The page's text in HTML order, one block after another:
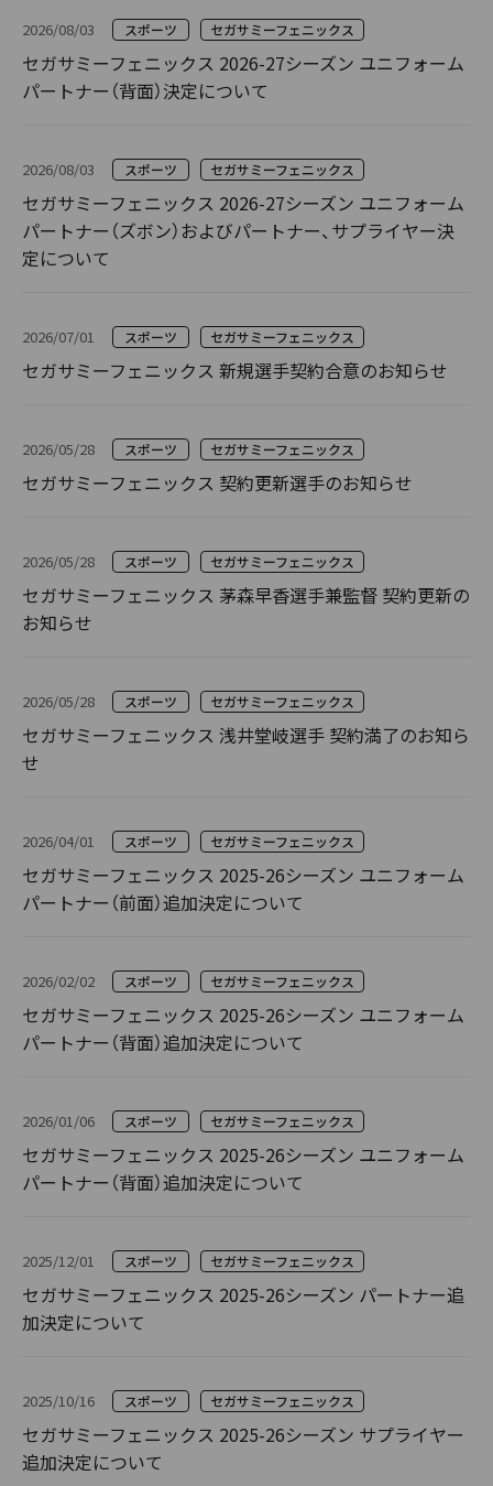
2026/08/03 スポーツ セガサミーフェニックス
セガサミーフェニックス 2026-27シーズン ユニフォーム
パートナー（背面）決定について
2026/08/03 スポーツ セガサミーフェニックス
セガサミーフェニックス 2026-27シーズン ユニフォーム
パートナー（ズボン）およびパートナー、サプライヤー決
定について
2026/07/01 スポーツ セガサミーフェニックス
セガサミーフェニックス 新規選手契約合意のお知らせ
2026/05/28 スポーツ セガサミーフェニックス
セガサミーフェニックス 契約更新選手のお知らせ
2026/05/28 スポーツ セガサミーフェニックス
セガサミーフェニックス 茅森早香選手兼監督 契約更新の
お知らせ
2026/05/28 スポーツ セガサミーフェニックス
セガサミーフェニックス 浅井堂岐選手 契約満了のお知ら
せ
2026/04/01 スポーツ セガサミーフェニックス
セガサミーフェニックス 2025-26シーズン ユニフォーム
パートナー（前面）追加決定について
2026/02/02 スポーツ セガサミーフェニックス
セガサミーフェニックス 2025-26シーズン ユニフォーム
パートナー（背面）追加決定について
2026/01/06 スポーツ セガサミーフェニックス
セガサミーフェニックス 2025-26シーズン ユニフォーム
パートナー（背面）追加決定について
2025/12/01 スポーツ セガサミーフェニックス
セガサミーフェニックス 2025-26シーズン パートナー追
加決定について
2025/10/16 スポーツ セガサミーフェニックス
セガサミーフェニックス 2025-26シーズン サプライヤー
追加決定について